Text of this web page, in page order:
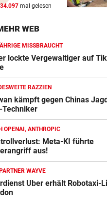
KOMMENTAR vor
Bärendienst
TENNIE AUF ÜBERHOLSPUR vor
PS! 13-Jährige schrieb im
Geschichte
IN DORNBIRN vor
Lesung lässt
Seele kochen
mal gelesen
WEB
MISSBRAUCHT
lockte Vergewaltiger auf
RAZZIEN
kämpft gegen Chinas
Techniker
OPENAI, ANTHROPIC
Meta-KI führte
aus!
WAYVE
Uber erhält Robotaxi-
Kindle Vergleich
VERGLEICH
iPad Vergleich
VERGLEICH
iPhone Vergleich
VERGLEICH